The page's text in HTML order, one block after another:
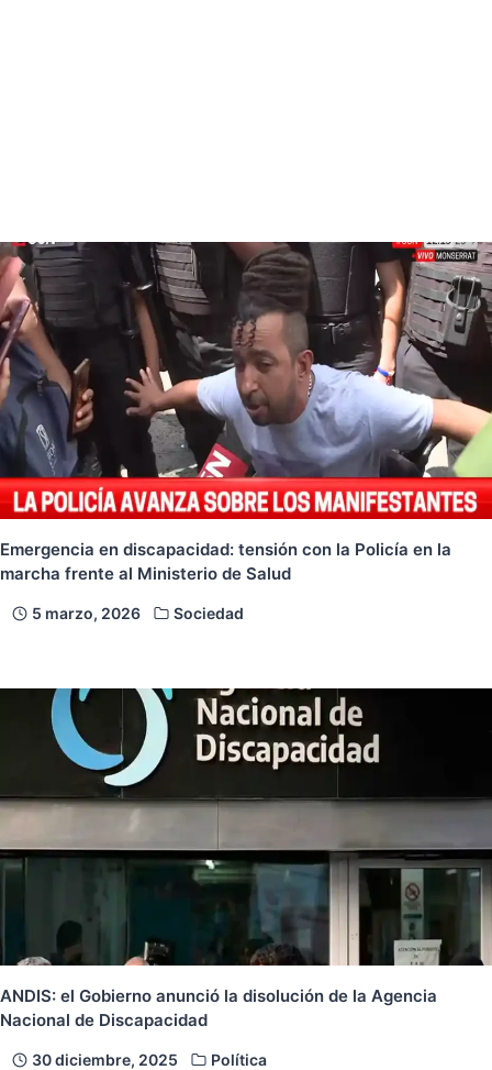
Emergencia en discapacidad: tensión con la Policía en la
marcha frente al Ministerio de Salud
5 marzo, 2026 Sociedad
ANDIS: el Gobierno anunció la disolución de la Agencia
Nacional de Discapacidad
30 diciembre, 2025 Política